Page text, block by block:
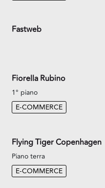
Fastweb
Fiorella Rubino
1° piano
E-COMMERCE
Flying Tiger Copenhagen
Piano terra
E-COMMERCE